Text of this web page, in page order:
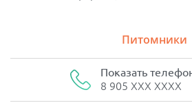
Питомники
Показать
8 905 XXX XXXX